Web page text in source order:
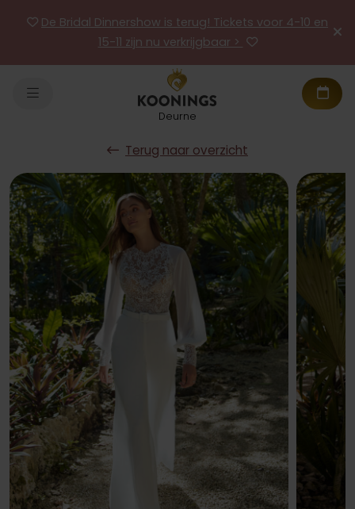
De Bridal Dinnershow is terug! Tickets voor 4-10 en
15-11 zijn nu verkrijgbaar >
Deurne
Terug naar overzicht